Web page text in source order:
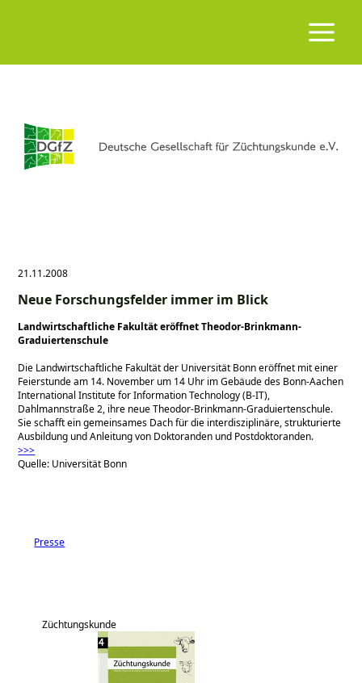
21.11.2008
Neue Forschungsfelder immer im Blick
Landwirtschaftliche Fakultät eröffnet Theodor-Brinkmann-
Graduiertenschule
Die Landwirtschaftliche Fakultät der Universität Bonn eröffnet mit einer
Feierstunde am 14. November um 14 Uhr im Gebäude des Bonn-Aachen
International Institute for Information Technology (B-IT),
Dahlmannstraße 2, ihre neue Theodor-Brinkmann-Graduiertenschule.
Sie schafft ein gemeinsames Dach für die interdisziplinäre, strukturierte
Ausbildung und Anleitung von Doktoranden und Postdoktoranden.
>>>
Quelle: Universität Bonn
Presse
Züchtungskunde